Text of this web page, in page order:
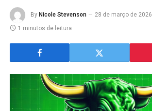
By Nicole Stevenson
28 de março de 2026
1 minutos de leitura